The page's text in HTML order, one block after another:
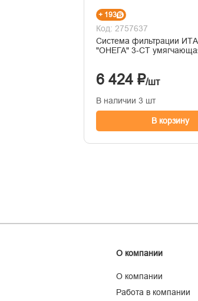
+ 193
Код: 2757637
Система фильтрации
"ОНЕГА" 3-СТ
6 424 ₽/шт
В наличии 3 шт
В корзину
О компании
О компании
Работа в компании